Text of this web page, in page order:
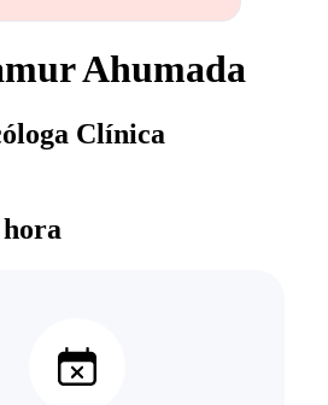
Ahumada
Clínica